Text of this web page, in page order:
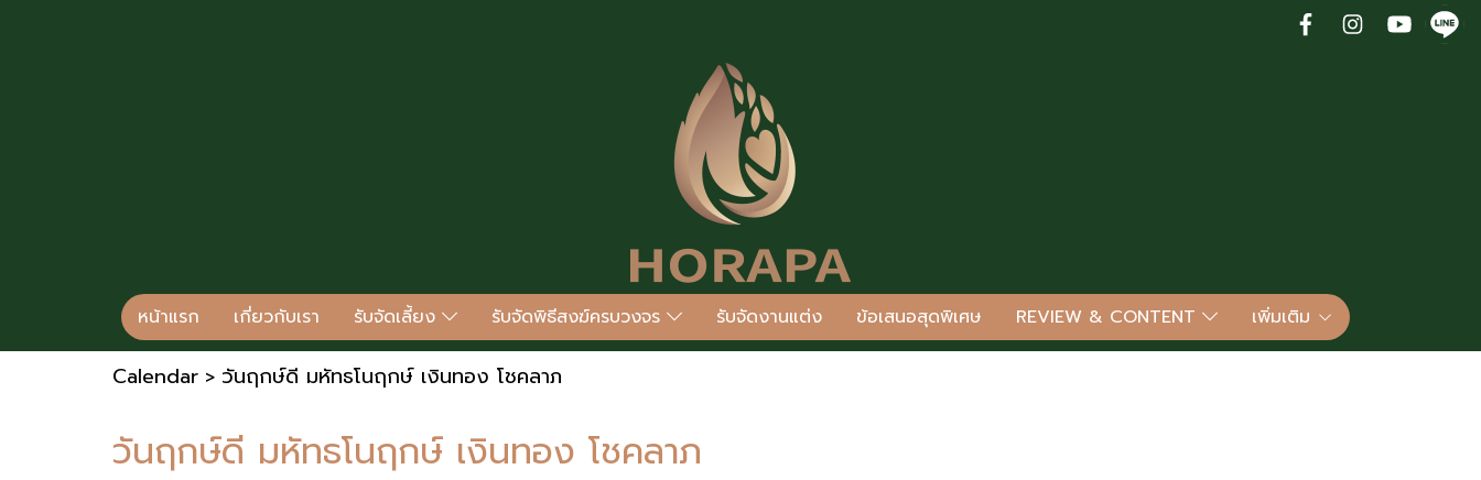
หน้าแรก เกี่ยวกับเรา รับจัดเลี้ยง รับจัดพิธีสงฆ์ครบวงจร รับจัดงานแต่ง ข้อเสนอสุดพิเศษ REVIEW & CONTENT เพิ่มเติม
Calendar > วันฤกษ์ดี มหัทธโนฤกษ์ เงินทอง โชคลาภ
วันฤกษ์ดี มหัทธโนฤกษ์ เงินทอง โชคลาภ